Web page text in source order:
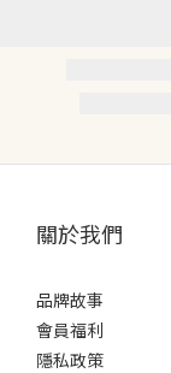
關於我們
品牌故事
會員福利
隱私政策